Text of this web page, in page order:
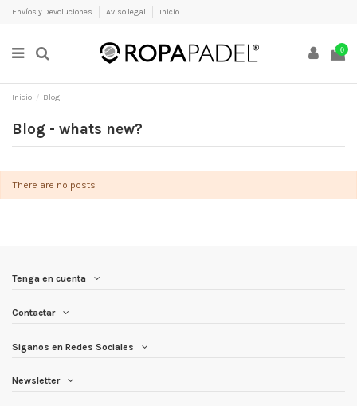
Envíos y Devoluciones Aviso legal Inicio
0
Inicio Blog
Blog - whats new?
There are no posts
Tenga en cuenta
Contactar
Siganos en Redes Sociales
Newsletter